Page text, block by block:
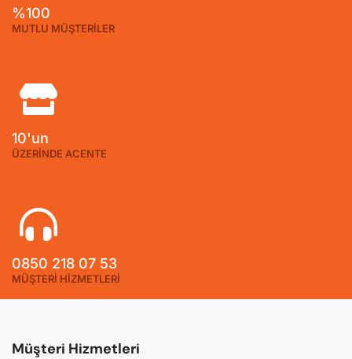
%100
MUTLU MÜŞTERİLER
10'un
ÜZERİNDE ACENTE
0850 218 07 53
MÜŞTERİ HİZMETLERİ
Müşteri Hizmetleri